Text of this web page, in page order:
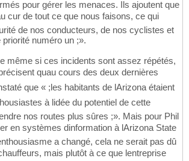
pour gérer les menaces. Ils ajoutent que
cur de tout ce que nous faisons, ce qui
de nos conducteurs, de nos cyclistes et
numéro un ;».
même si ces incidents sont assez répétés,
quau cours des deux dernières
que « ;les habitants de lArizona étaient
à lidée du potentiel de cette
nos routes plus sûres ;». Mais pour Phil
en systèmes dinformation à lArizona State
a changé, cela ne serait pas dû
mais plutôt à ce que lentreprise